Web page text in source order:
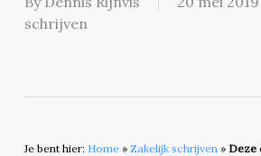
schrijven
Je bent hier: Home» Zakelijk schrijven» Deze